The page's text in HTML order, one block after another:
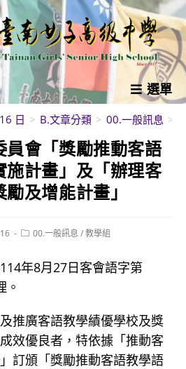
選單
16 日 > B.文章分類 > 00.一般訊息 >
員會「獎勵推動客語
施計畫」及「辦理客
及增能計畫」
Post00.一般訊息 /教學組
年8月27日客會語字第
。
推廣客語教學績優學校及獎
效優良者，特依據「推動客
訂頒「獎勵推動客語教學語